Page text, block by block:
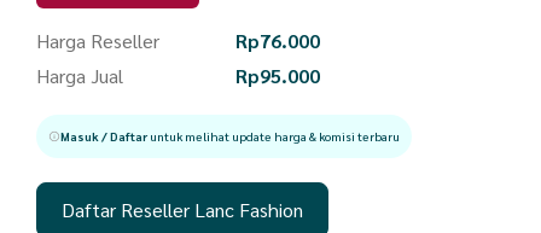
Harga Reseller Rp76.000
Harga Jual
Rp95.000
Masuk / Daftaruntuk melihat update harga & komisi terbaru
Daftar Reseller Lanc Fashion